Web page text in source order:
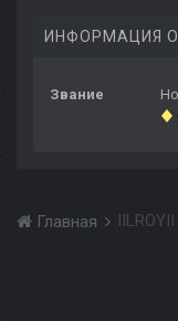
ИНФОРМАЦИЯ О
Звание
Главная IILROYII